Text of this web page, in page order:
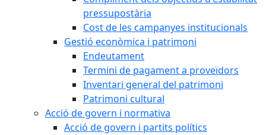
pressupostària
Cost de les campanyes institucionals
Gestió econòmica i patrimoni
Endeutament
Termini de pagament a proveïdors
Inventari general del patrimoni
Patrimoni cultural
Acció de govern i normativa
Acció de govern i partits polítics